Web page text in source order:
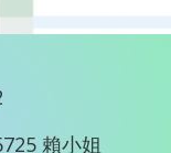
賴小姐